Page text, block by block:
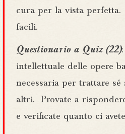
cura per la vista perfetta.
facili.
Questionario a Quiz (22)
intellettuale delle opere
necessaria per trattare sé
altri. Provate a
e verificate quanto ci